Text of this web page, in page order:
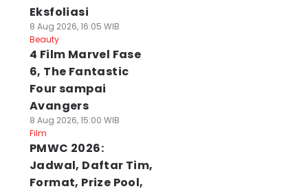
Eksfoliasi
8 Aug 2026, 16:05 WIB
Beauty
4 Film Marvel Fase
6, The Fantastic
Four sampai
Avangers
8 Aug 2026, 15:00 WIB
Film
PMWC 2026:
Jadwal, Daftar Tim,
Format, Prize Pool,